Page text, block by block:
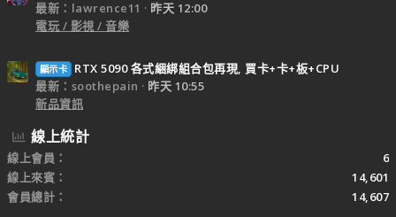
最新：lawrence11
昨天 12:00
電玩 / 影視 / 音樂
顯示卡
RTX 5090 各式綑綁組合包再現, 買卡+卡+板+CPU
最新：soothepain
昨天 10:55
新品資訊
線上統計
線上會員
6
線上來賓
14,601
會員總計
14,607